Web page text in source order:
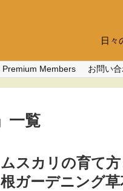
日々
Premium Members お問い
一覧
ムスカリの育て
根ガーデニング草